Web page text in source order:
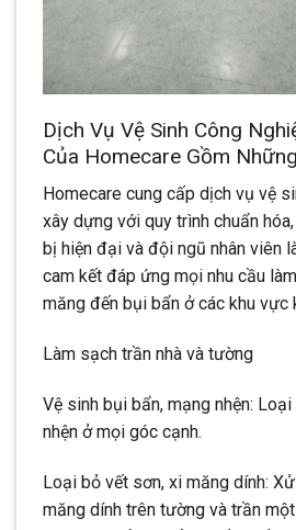
Dịch Vụ Vệ Sinh Công
Của Homecare Gồm
Homecare cung cấp dịch vụ vệ
xây dựng với quy trình chuẩn
bị hiện đại và đội ngũ nhân viên
cam kết đáp ứng mọi nhu cầu
măng đến bụi bẩn ở các khu vực
Làm sạch trần nhà và tường
Vệ sinh bụi bẩn, mạng nhện:
nhện ở mọi góc cạnh.
Loại bỏ vết sơn, xi măng dính:
măng dính trên tường và trần